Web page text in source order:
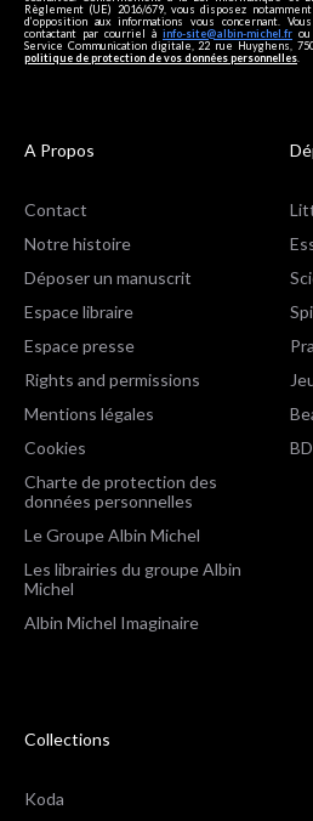
Règlement (UE) 2016/679, vous disposez
d’opposition aux informations vous concernant.
contactant par courriel à info-site@albin-michel.fr
Service Communication digitale, 22 rue Huyghens,
politique de protection de vos données personnelles
A Propos
Contact
Notre histoire
Déposer un manuscrit
Espace libraire
Espace presse
Rights and permissions
Mentions légales
Cookies
Charte de protection des
données personnelles
Le Groupe Albin Michel
Les librairies du groupe Albin
Michel
Albin Michel Imaginaire
BD
Collections
Koda